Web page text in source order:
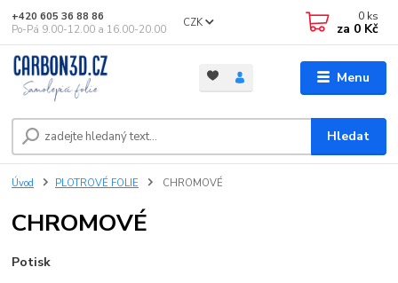
Menu
CZK
Hledat
+420 605 36 88 86
Po-Pá 9.00-12.00 a 16.00-20.00
0 ks
za 0 Kč
Úvod PLOTROVÉ FOLIE CHROMOVÉ
CHROMOVÉ
Potisk